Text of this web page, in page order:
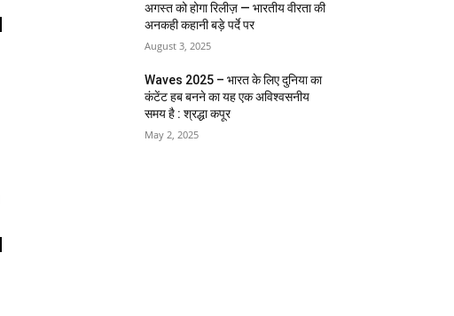
अगस्त को होगा रिलीज़ — भारतीय वीरता की
अनकही कहानी बड़े पर्दे पर
August 3, 2025
Waves 2025 – भारत के लिए दुनिया का
कंटेंट हब बनने का यह एक अविश्वसनीय
समय है : श्रद्धा कपूर
May 2, 2025